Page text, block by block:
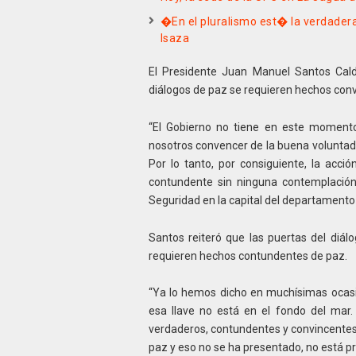
�En el pluralismo est� la
Isaza
El Presidente Juan Manuel Santos
diálogos de paz se requieren hechos
“El Gobierno no tiene en este
nosotros convencer de la buena
Por lo tanto, por consiguiente, la
contundente sin ninguna
Seguridad en la capital del
Santos reiteró que las puertas del
requieren hechos contundentes de paz.
“Ya lo hemos dicho en muchísimas
esa llave no está en el fondo del
verdaderos, contundentes y
paz y eso no se ha presentado, no está